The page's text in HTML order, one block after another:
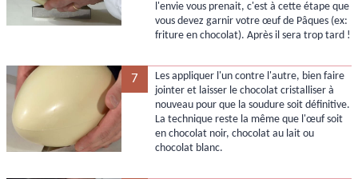
l'envie vous prenait, c'est à cette étape que
vous devez garnir votre œuf de Pâques (ex:
friture en chocolat). Après il sera trop tard !
7
Les appliquer l'un contre l'autre, bien faire
jointer et laisser le chocolat cristalliser à
nouveau pour que la soudure soit définitive.
La technique reste la même que l'œuf soit
en chocolat noir, chocolat au lait ou
chocolat blanc.